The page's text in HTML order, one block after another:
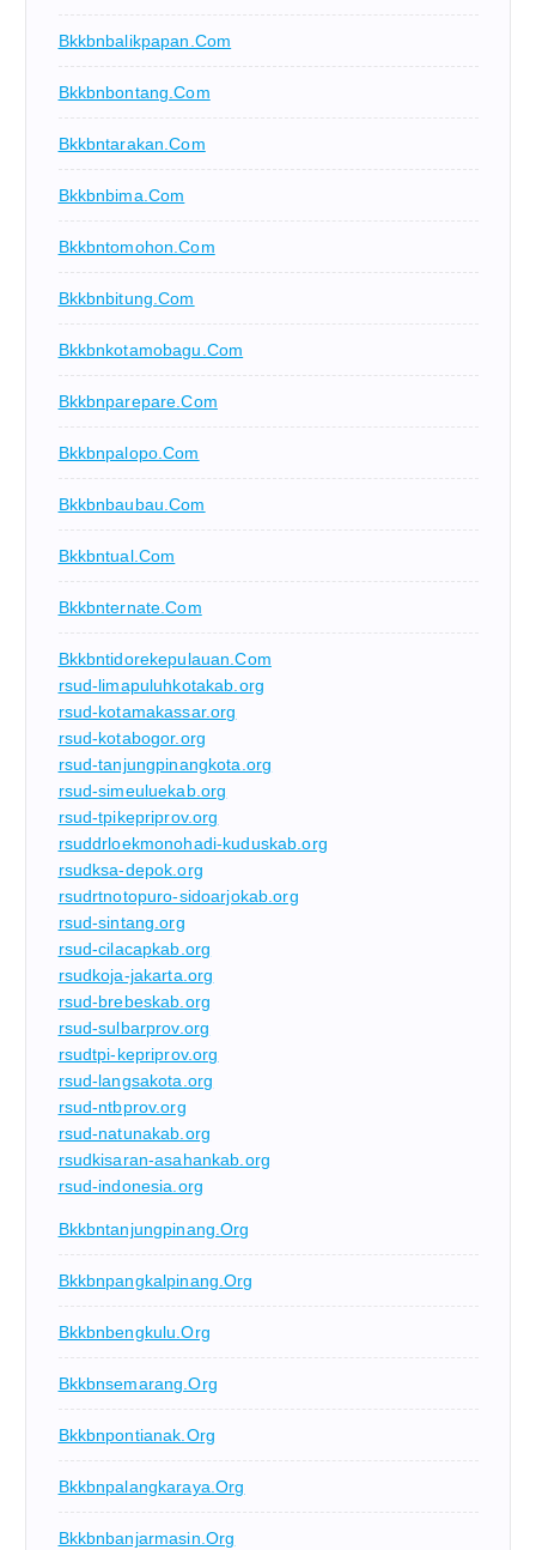
Bkkbnbalikpapan.com
Bkkbnbontang.com
Bkkbntarakan.com
Bkkbnbima.com
Bkkbntomohon.com
Bkkbnbitung.com
Bkkbnkotamobagu.com
Bkkbnparepare.com
Bkkbnpalopo.com
Bkkbnbaubau.com
Bkkbntual.com
Bkkbnternate.com
Bkkbntidorekepulauan.com
rsud-limapuluhkotakab.org
rsud-kotamakassar.org
rsud-kotabogor.org
rsud-tanjungpinangkota.org
rsud-simeuluekab.org
rsud-tpikepriprov.org
rsuddrloekmonohadi-kuduskab.org
rsudksa-depok.org
rsudrtnotopuro-sidoarjokab.org
rsud-sintang.org
rsud-cilacapkab.org
rsudkoja-jakarta.org
rsud-brebeskab.org
rsud-sulbarprov.org
rsudtpi-kepriprov.org
rsud-langsakota.org
rsud-ntbprov.org
rsud-natunakab.org
rsudkisaran-asahankab.org
rsud-indonesia.org
Bkkbntanjungpinang.org
Bkkbnpangkalpinang.org
Bkkbnbengkulu.org
Bkkbnsemarang.org
Bkkbnpontianak.org
Bkkbnpalangkaraya.org
Bkkbnbanjarmasin.org